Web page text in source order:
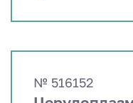
№ 516152